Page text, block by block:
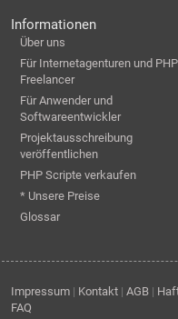
Informationen
Über uns
Für Internetagenturen und
Freelancer
Für Anwender und
Softwareentwickler
Projektausschreibung
veröffentlichen
PHP Scripte verkaufen
* Unsere Preise
Glossar
Impressum | Kontakt | AGB |
FAQ